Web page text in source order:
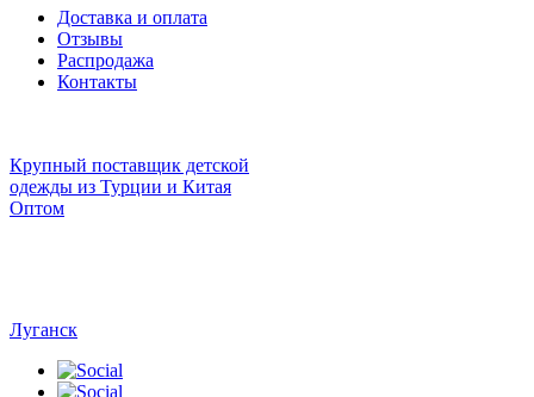
Доставка и оплата
Отзывы
Распродажа
Контакты
Крупный поставщик детской
одежды из Турции и Китая
Оптом
Луганск